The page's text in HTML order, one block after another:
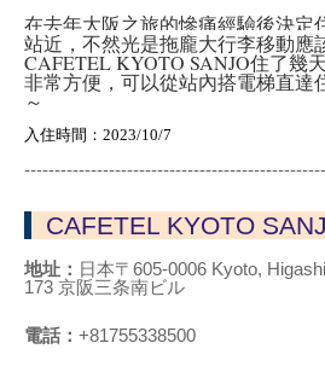
在去年大阪之旅的慘痛經驗後決定
站近，不然光是拖龐大行李移動應
CAFETEL KYOTO SANJO住了幾
非常方便，可以從站內搭電梯直達
～
入住時間：2023/10/7
CAFETEL KYOTO
地址： 日本〒605-0006 Kyoto,
173 京阪三条南ビル
電話： +81755338500